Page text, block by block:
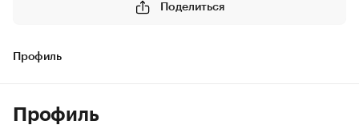
Поделиться
Профиль
Профиль